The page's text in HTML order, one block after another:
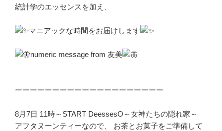
統計学のエッセンスを加え、
マニアックな時間をお届けします
numeric message from 友美
ーーーーーーーーーーーーーーーーーーーー
8月7日 11時～START DeessesO～女神たちの隠れ家～
アフタヌーンティーなので、 お茶とお菓子をご準備して